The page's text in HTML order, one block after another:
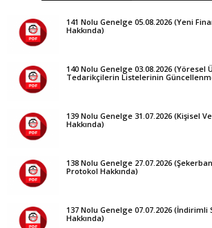
141 Nolu Genelge 05.08.2026 (Yeni
Hakkında)
140 Nolu Genelge 03.08.2026
Tedarikçilerin Listelerinin
139 Nolu Genelge 31.07.2026 (Kişisel
Hakkında)
138 Nolu Genelge 27.07.2026
Protokol Hakkında)
137 Nolu Genelge 07.07.2026 (İndirimli
Hakkında)